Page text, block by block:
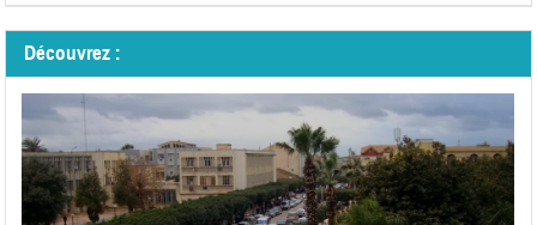
Découvrez :